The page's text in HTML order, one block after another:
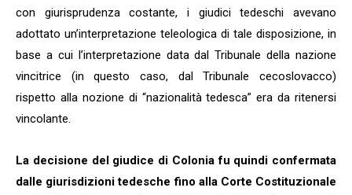
con giurisprudenza costante, i giudici tedeschi avevano
adottato un’interpretazione teleologica di tale disposizione, in
base a cui l’interpretazione data dal Tribunale della nazione
vincitrice (in questo caso, dal Tribunale cecoslovacco)
rispetto alla nozione di “nazionalità tedesca” era da ritenersi
vincolante.
La decisione del giudice di Colonia fu quindi confermata
dalle giurisdizioni tedesche fino alla Corte Costituzionale